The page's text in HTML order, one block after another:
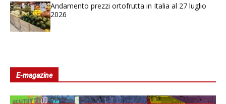
Andamento prezzi ortofrutta in Italia al 27 luglio
2026
E-magazine